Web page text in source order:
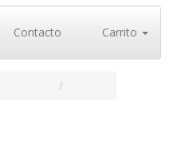
Contacto Carrito